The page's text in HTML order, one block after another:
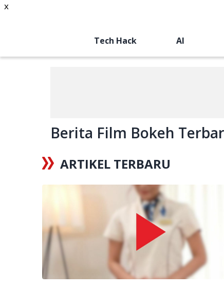
Tech Hack AI
Berita Film Bokeh
ARTIKEL TERBARU
x